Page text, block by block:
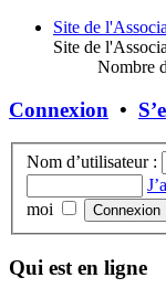
Site de
Site de
Nombre
Connexion •
Nom d’utilisateur :
moi
Qui est en ligne